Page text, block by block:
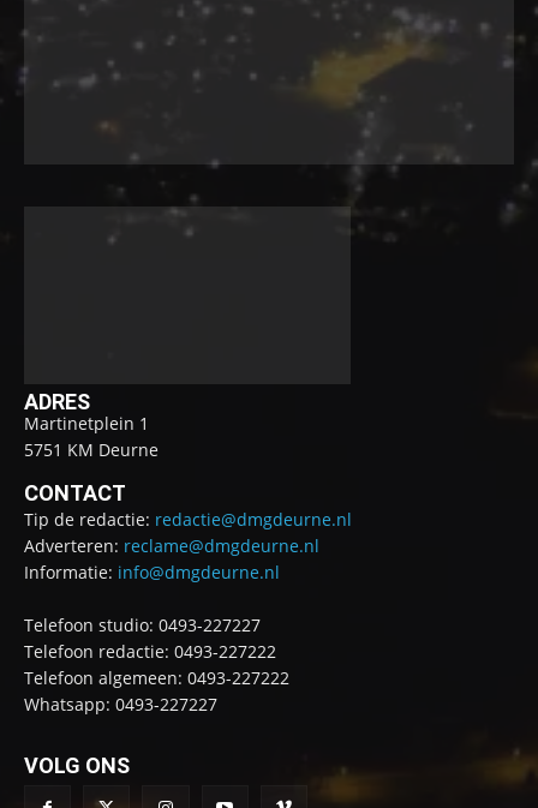
ADRES
Martinetplein 1
5751 KM Deurne
CONTACT
Tip de redactie: redactie@dmgdeurne.nl
Adverteren: reclame@dmgdeurne.nl
Informatie: info@dmgdeurne.nl
Telefoon studio: 0493-227227
Telefoon redactie: 0493-227222
Telefoon algemeen: 0493-227222
Whatsapp: 0493-227227
VOLG ONS